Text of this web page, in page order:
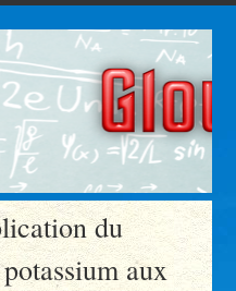
du
aux